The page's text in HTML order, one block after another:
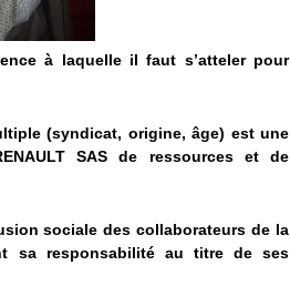
à laquelle il faut s’atteler pour
(syndicat, origine, âge) est une
SAS de ressources et de
sociale des collaborateurs de la
sa responsabilité au titre de ses